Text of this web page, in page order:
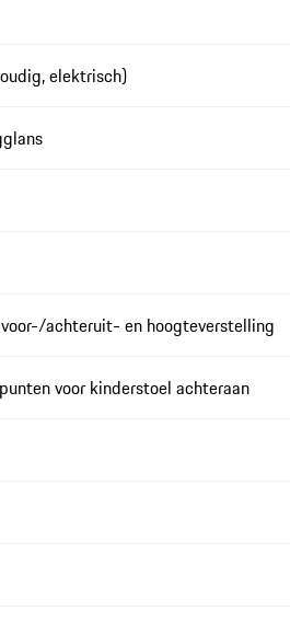
elektrisch)
achteruit- en hoogteverstelling
voor kinderstoel achteraan